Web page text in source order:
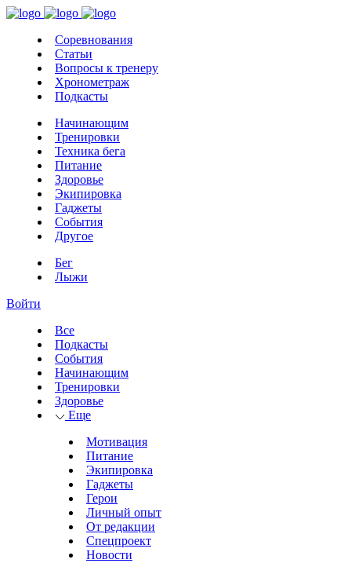
Соревнования
Статьи
Вопросы к тренеру
Хронометраж
Подкасты
Начинающим
Тренировки
Техника бега
Питание
Здоровье
Экипировка
Гаджеты
События
Другое
Бег
Лыжи
Войти
Все
Подкасты
События
Начинающим
Тренировки
Здоровье
Еще
Мотивация
Питание
Экипировка
Гаджеты
Герои
Личный опыт
От редакции
Спецпроект
Новости